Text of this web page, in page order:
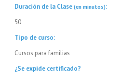
Duración de la Clase (en minutos):
50
Tipo de curso:
Cursos para familias
¿Se expide certificado?